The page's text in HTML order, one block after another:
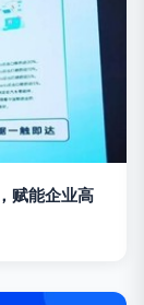
赋能企业高